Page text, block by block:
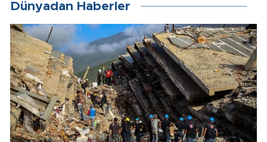
Dünyadan Haberler